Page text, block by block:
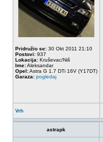
Pridružio se: 30 Okt 2011 21:10
Postovi: 937
Lokacija: Kruševac/Niš
Ime:Aleksandar
Opel:Astra G 1.7 DTi 16V (Y17DT)
Garaza: pogledaj
Vrh
astrapk